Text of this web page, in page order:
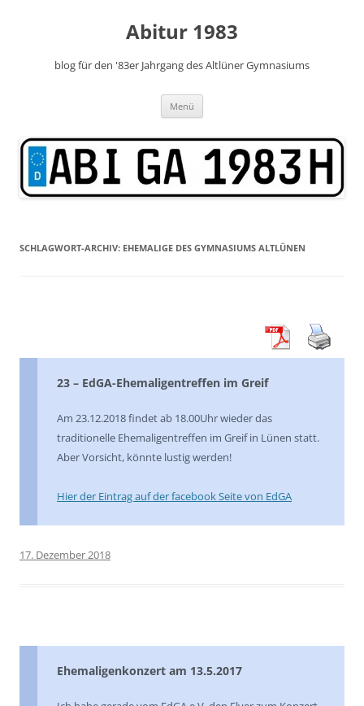
Abitur 1983
blog für den '83er Jahrgang des Altlüner Gymnasiums
Menü
SCHLAGWORT-ARCHIV: EHEMALIGE DES GYMNASIUMS ALTLÜNEN
23 – EdGA-Ehemaligentreffen im Greif
Am 23.12.2018 findet ab 18.00Uhr wieder das
traditionelle Ehemaligentreffen im Greif in Lünen statt.
Aber Vorsicht, könnte lustig werden!
Hier der Eintrag auf der facebook Seite von EdGA
17. Dezember 2018
Ehemaligenkonzert am 13.5.2017